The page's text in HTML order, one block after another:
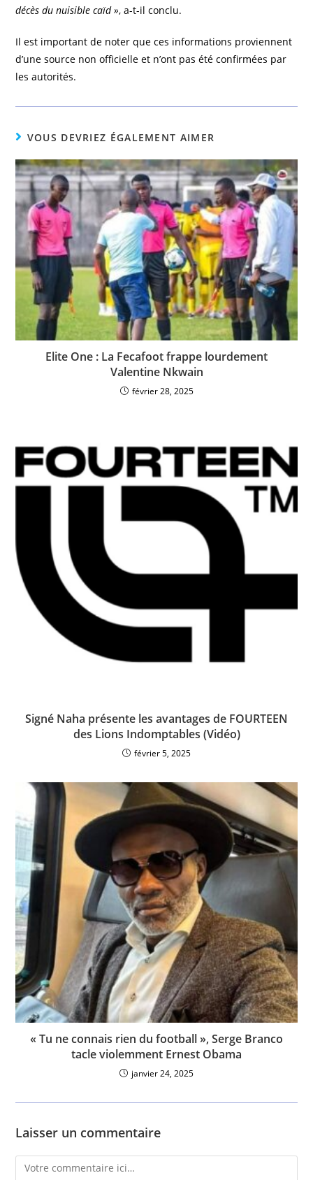
décès du nuisible caïd », a-t-il conclu.
Il est important de noter que ces informations proviennent
d’une source non officielle et n’ont pas été confirmées par
les autorités.
VOUS DEVRIEZ ÉGALEMENT AIMER
Elite One : La Fecafoot frappe lourdement
Valentine Nkwain
février 28, 2025
Signé Naha présente les avantages de FOURTEEN
des Lions Indomptables (Vidéo)
février 5, 2025
« Tu ne connais rien du football », Serge Branco
tacle violemment Ernest Obama
janvier 24, 2025
Laisser un commentaire